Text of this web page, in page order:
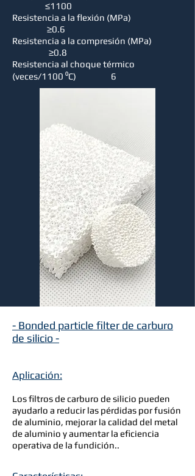
≤1100
Resistencia a la flexión (MPa)
≥0.6
Resistencia a la compresión (MPa)
≥0.8
Resistencia al choque térmico
(veces/1100 ⁰C) 6
- Bonded particle filter de carburo
de silicio -
Aplicación:
Los filtros de carburo de silicio pueden
ayudarlo a reducir las pérdidas por fusión
de aluminio, mejorar la calidad del metal
de aluminio y aumentar la eficiencia
operativa de la fundición..